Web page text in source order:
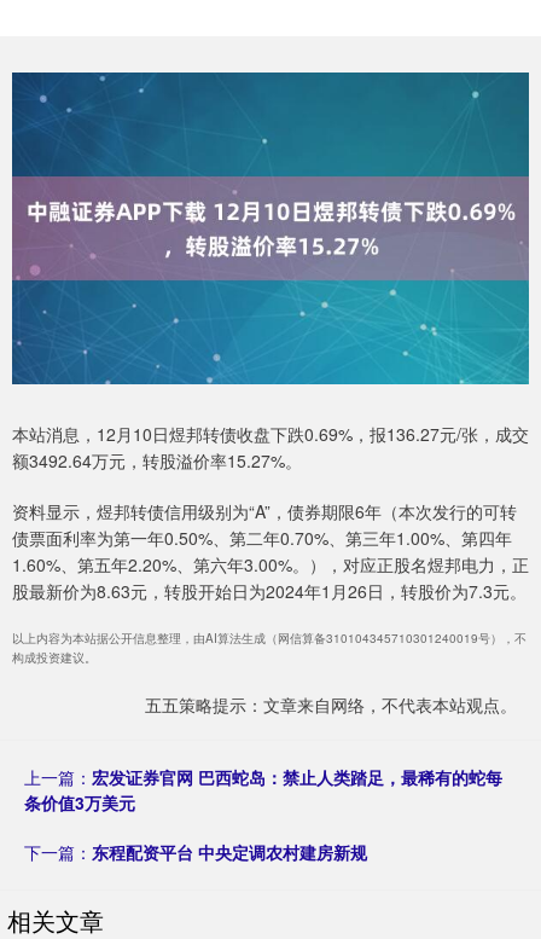
本站消息，12月10日煜邦转债收盘下跌0.69%，报136.27元/张，成交
额3492.64万元，转股溢价率15.27%。
资料显示，煜邦转债信用级别为“A”，债券期限6年（本次发行的可转
债票面利率为第一年0.50%、第二年0.70%、第三年1.00%、第四年
1.60%、第五年2.20%、第六年3.00%。），对应正股名煜邦电力，正
股最新价为8.63元，转股开始日为2024年1月26日，转股价为7.3元。
以上内容为本站据公开信息整理，由AI算法生成（网信算备310104345710301240019号），不
构成投资建议。
五五策略提示：文章来自网络，不代表本站观点。
上一篇： 宏发证券官网 巴西蛇岛：禁止人类踏足，最稀有的蛇每
条价值3万美元
下一篇： 东程配资平台 中央定调农村建房新规
相关文章